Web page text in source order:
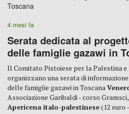
4 mesi fa
Serata dedicata al
delle famiglie gazawi in
Il Comitato Pistoiese per la Palestina
organizzano una serata di
delle famiglie gazawi in Toscana
Associazione Garibaldi - corso
Apericena italo-palestinese(12 euro